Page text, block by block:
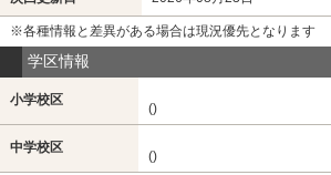
※各種情報と差異がある場合は現況優先となります
学区情報
小学校区
()
中学校区
()